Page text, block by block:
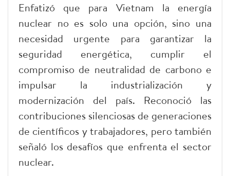
Enfatizó que para Vietnam la energía
nuclear no es solo una opción, sino una
necesidad urgente para garantizar la
seguridad energética, cumplir el
compromiso de neutralidad de carbono e
impulsar la industrialización y
modernización del país. Reconoció las
contribuciones silenciosas de generaciones
de científicos y trabajadores, pero también
señaló los desafíos que enfrenta el sector
nuclear.